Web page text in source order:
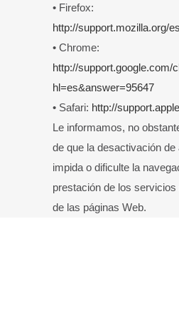
• Firefox:
http://support.mozilla.org/
• Chrome:
http://support.google.com/
hl=es&answer=95647
• Safari: http://
Le informamos, no
de que la desactivación de
impida o dificulte la
prestación de los
de las páginas Web.